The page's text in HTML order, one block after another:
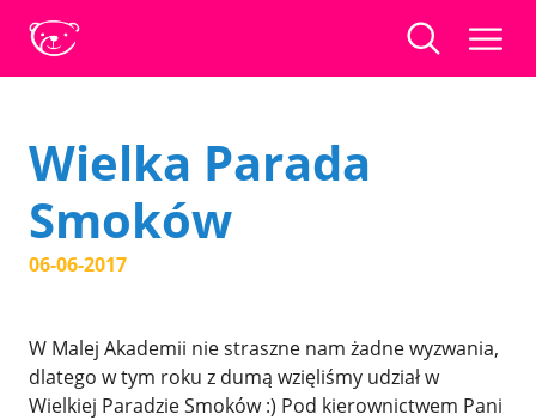
Wielka Parada
Smoków
06-06-2017
W Malej Akademii nie straszne nam żadne wyzwania,
dlatego w tym roku z dumą wzięliśmy udział w
Wielkiej Paradzie Smoków :) Pod kierownictwem Pani